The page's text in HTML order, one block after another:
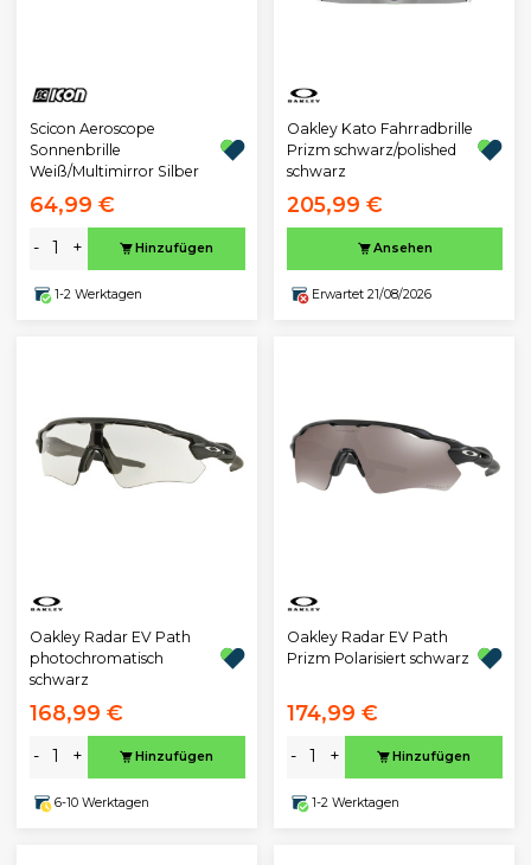
Scicon Aeroscope
Sonnenbrille
Weiß/Multimirror Silber
64,99 €
- + Hinzufügen
1-2 Werktagen
Oakley Kato Fahrradbrille
Prizm schwarz/polished
schwarz
205,99 €
Ansehen
Erwartet 21/08/2026
Oakley Radar EV Path
photochromatisch
schwarz
168,99 €
- + Hinzufügen
6-10 Werktagen
Oakley Radar EV Path
Prizm Polarisiert schwarz
174,99 €
- + Hinzufügen
1-2 Werktagen